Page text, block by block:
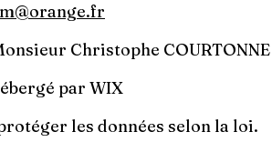
Christophe COURTONNE
par WIX
les données selon la loi.